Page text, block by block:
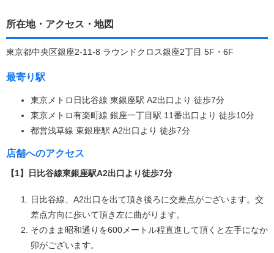
所在地・アクセス・地図
東京都中央区銀座2-11-8 ラウンドクロス銀座2丁目 5F・6F
最寄り駅
東京メトロ日比谷線 東銀座駅 A2出口より 徒歩7分
東京メトロ有楽町線 銀座一丁目駅 11番出口より 徒歩10分
都営浅草線 東銀座駅 A2出口より 徒歩7分
店舗へのアクセス
【1】日比谷線東銀座駅A2出口より徒歩7分
日比谷線、A2出口を出て頂き後ろに交差点がございます。交
差点方向に歩いて頂き左に曲がります。
そのまま昭和通りを600メートル程直進して頂くと左手になか
卯がございます。